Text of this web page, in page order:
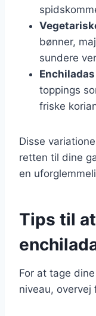
bønner,
sundere
toppings
friske
Disse
retten til dine
en
Tips til
For at tage
niveau, overvej